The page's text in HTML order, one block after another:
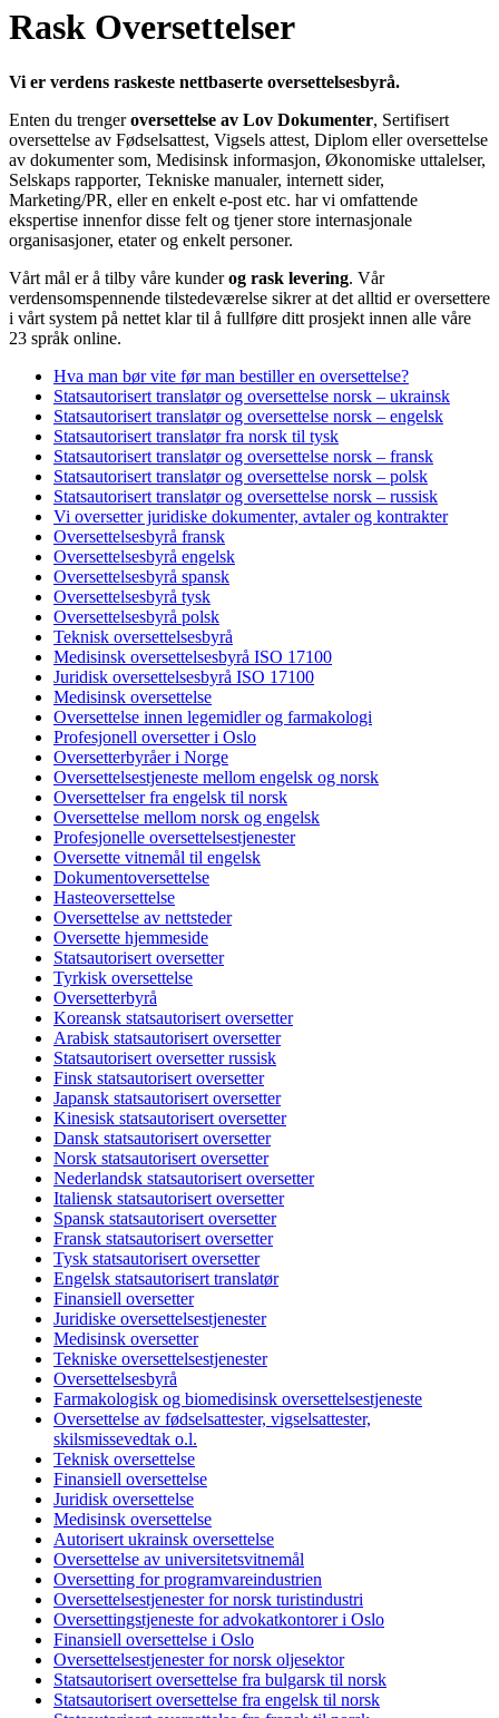
Rask Oversettelser
Vi er verdens raskeste nettbaserte oversettelsesbyrå.
Enten du trengeroversettelse av Lov Dokumenter, Sertifisert
oversettelse av Fødselsattest, Vigsels attest, Diplom eller oversettelse
av dokumenter som, Medisinsk informasjon, Økonomiske uttalelser,
Selskaps rapporter, Tekniske manualer, internett sider,
Marketing/PR, eller en enkelt e-post etc. har vi omfattende
ekspertise innenfor disse felt og tjener store internasjonale
organisasjoner, etater og enkelt personer.
Vårt mål er å tilby våre kunderog rask levering. Vår
verdensomspennende tilstedeværelse sikrer at det alltid er oversettere
i vårt system på nettet klar til å fullføre ditt prosjekt innen alle våre
23 språk online.
Hva man bør vite før man bestiller en oversettelse?
Statsautorisert translatør og oversettelse norsk – ukrainsk
Statsautorisert translatør og oversettelse norsk – engelsk
Statsautorisert translatør fra norsk til tysk
Statsautorisert translatør og oversettelse norsk – fransk
Statsautorisert translatør og oversettelse norsk – polsk
Statsautorisert translatør og oversettelse norsk – russisk
Vi oversetter juridiske dokumenter, avtaler og kontrakter
Oversettelsesbyrå fransk
Oversettelsesbyrå engelsk
Oversettelsesbyrå spansk
Oversettelsesbyrå tysk
Oversettelsesbyrå polsk
Teknisk oversettelsesbyrå
Medisinsk oversettelsesbyrå ISO 17100
Juridisk oversettelsesbyrå ISO 17100
Medisinsk oversettelse
Oversettelse innen legemidler og farmakologi
Profesjonell oversetter i Oslo
Oversetterbyråer i Norge
Oversettelsestjeneste mellom engelsk og norsk
Oversettelser fra engelsk til norsk
Oversettelse mellom norsk og engelsk
Profesjonelle oversettelsestjenester
Oversette vitnemål til engelsk
Dokumentoversettelse
Hasteoversettelse
Oversettelse av nettsteder
Oversette hjemmeside
Statsautorisert oversetter
Tyrkisk oversettelse
Oversetterbyrå
Koreansk statsautorisert oversetter
Arabisk statsautorisert oversetter
Statsautorisert oversetter russisk
Finsk statsautorisert oversetter
Japansk statsautorisert oversetter
Kinesisk statsautorisert oversetter
Dansk statsautorisert oversetter
Norsk statsautorisert oversetter
Nederlandsk statsautorisert oversetter
Italiensk statsautorisert oversetter
Spansk statsautorisert oversetter
Fransk statsautorisert oversetter
Tysk statsautorisert oversetter
Engelsk statsautorisert translatør
Finansiell oversetter
Juridiske oversettelsestjenester
Medisinsk oversetter
Tekniske oversettelsestjenester
Oversettelsesbyrå
Farmakologisk og biomedisinsk oversettelsestjeneste
Oversettelse av fødselsattester, vigselsattester,
skilsmissevedtak o.l.
Teknisk oversettelse
Finansiell oversettelse
Juridisk oversettelse
Medisinsk oversettelse
Autorisert ukrainsk oversettelse
Oversettelse av universitetsvitnemål
Oversetting for programvareindustrien
Oversettelsestjenester for norsk turistindustri
Oversettingstjeneste for advokatkontorer i Oslo
Finansiell oversettelse i Oslo
Oversettelsestjenester for norsk oljesektor
Statsautorisert oversettelse fra bulgarsk til norsk
Statsautorisert oversettelse fra engelsk til norsk